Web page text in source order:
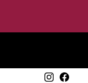
Instagram